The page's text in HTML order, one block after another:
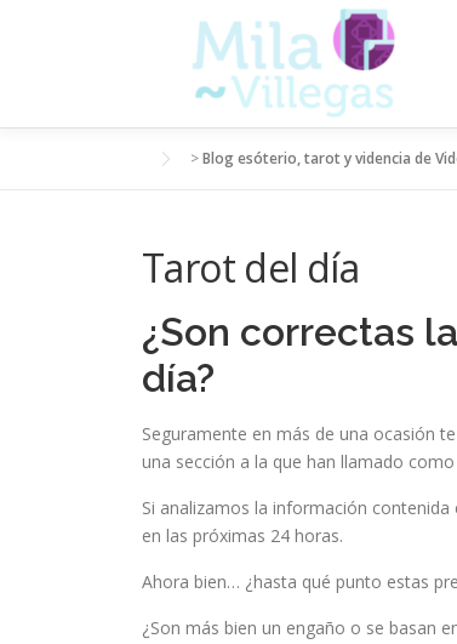
>Blog esóterio, tarot y videncia de
Tarot del día
¿Son correctas
día?
Seguramente en más de una ocasión
una sección a la que han llamado como
Si analizamos la información
en las próximas 24 horas.
Ahora bien… ¿hasta qué punto estas
¿Son más bien un engaño o se basan